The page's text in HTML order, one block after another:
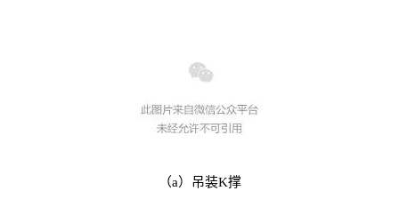
（a）吊装K撑